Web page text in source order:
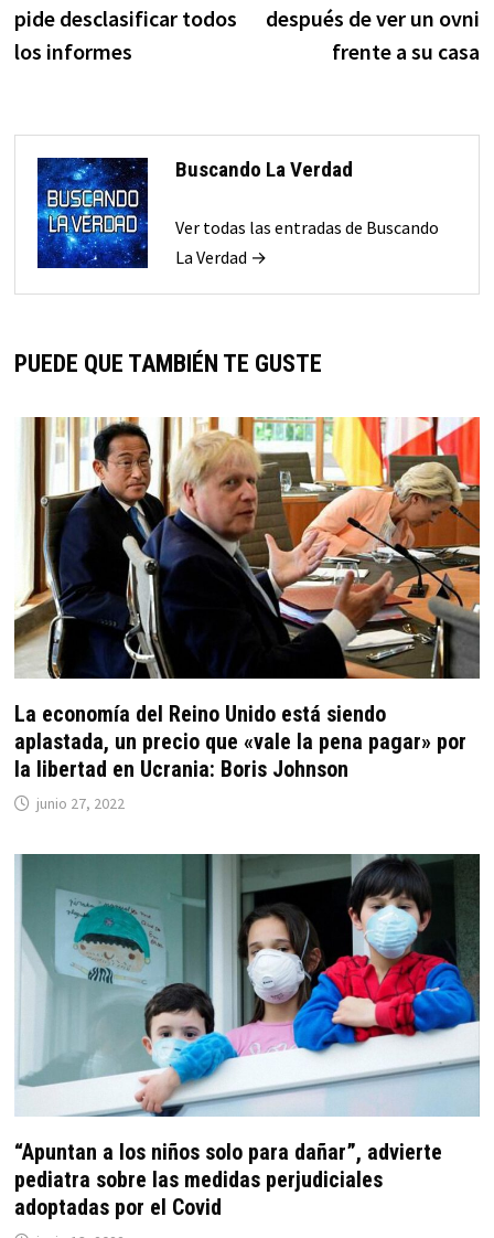
pide desclasificar todos
los informes
después de ver un ovni
frente a su casa
Buscando La Verdad
Ver todas las entradas de Buscando
La Verdad →
PUEDE QUE TAMBIÉN TE GUSTE
La economía del Reino Unido está siendo
aplastada, un precio que «vale la pena pagar» por
la libertad en Ucrania: Boris Johnson
junio 27, 2022
“Apuntan a los niños solo para dañar”, advierte
pediatra sobre las medidas perjudiciales
adoptadas por el Covid